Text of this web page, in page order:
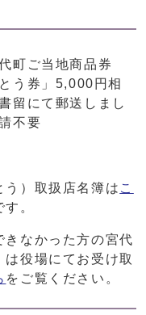
町ご当地商品券
とう券」5,000円相
留にて郵送しまし
不要
う）取扱店名簿は こ
す。
きなかった方の宮代
役場にてお受け取
をご覧ください。